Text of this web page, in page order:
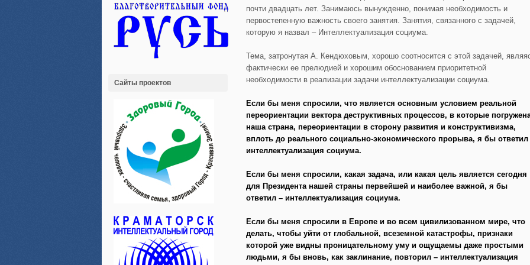
Сайты проектов
почти двадцать лет. Занимаюсь вынужденно, понимая необходимость и
первостепенную важность своего занятия. Занятия, связанного с задачей,
которую я назвал – Интеллектуализация социума.
Тема, затронутая А. Кендюховым, хорошо соотносится с этой задачей,
фактически ее прелюдией и хорошим обоснованием приоритетной
необходимости в реализации задачи интеллектуализации социума.
Если бы меня спросили, что является основным условием реальной
переориентации вектора деструктивных процессов, в которые
наша страна, переориентации в сторону развития и конструктивизма,
вплоть до реального социально-экономического прорыва, я бы ответил
интеллектуализация социума.
Если бы меня спросили, какая задача, или какая цель является сегодня
для Президента нашей страны первейшей и наиболее важной, я бы
ответил – интеллектуализация социума.
Если бы меня спросили в Европе и во всем цивилизованном мире, что
делать, чтобы уйти от глобальной, всеземной катастрофы, признаки
которой уже видны проницательному уму и ощущаемы даже простыми
людьми, я бы вновь, как заклинание, повторил – интеллектуализация